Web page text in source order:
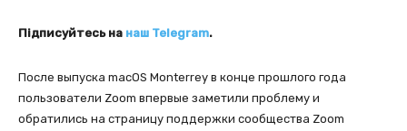
Підписуйтесь на наш Telegram.
После выпуска macOS Monterrey в конце прошлого года
пользователи Zoom впервые заметили проблему и
обратились на страницу поддержки сообщества Zoom